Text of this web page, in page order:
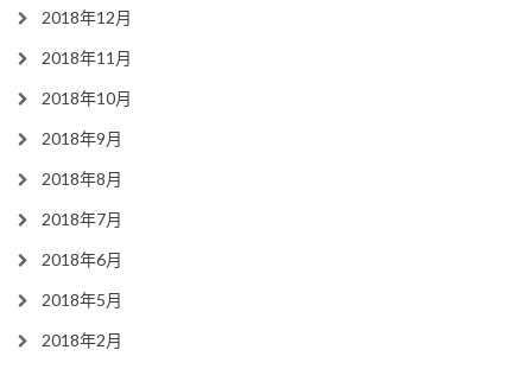
2018年12月
2018年11月
2018年10月
2018年9月
2018年8月
2018年7月
2018年6月
2018年5月
2018年2月